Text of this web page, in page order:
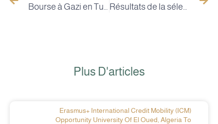
Plus D'articles
Erasmus+ International Credit Mobility (ICM)
Opportunity University Of El Oued, Algeria To